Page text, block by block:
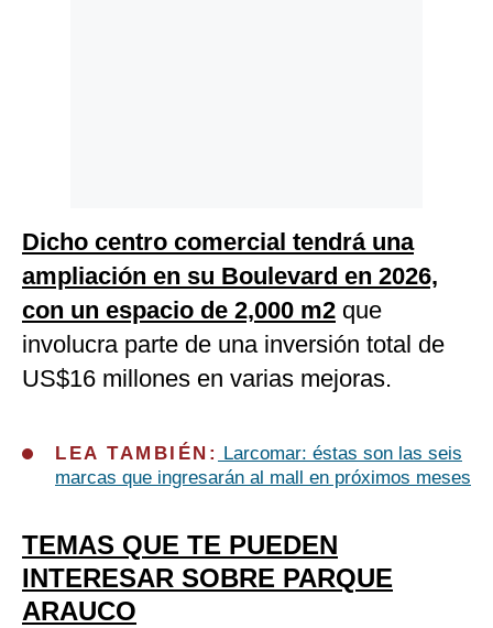
Dicho centro comercial tendrá una
ampliación en su Boulevard en 2026,
con un espacio de 2,000 m2 que
involucra parte de una inversión total de
US$16 millones en varias mejoras.
LEA TAMBIÉN:
Larcomar: éstas son las seis
marcas que ingresarán al mall en próximos meses
TEMAS QUE TE PUEDEN
INTERESAR SOBRE PARQUE
ARAUCO